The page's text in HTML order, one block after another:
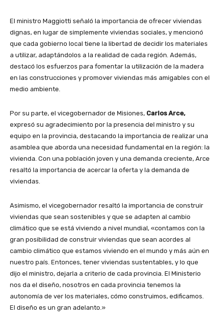
El ministro Maggiotti señaló la importancia de ofrecer viviendas
dignas, en lugar de simplemente viviendas sociales, y mencionó
que cada gobierno local tiene la libertad de decidir los materiales
a utilizar, adaptándolos a la realidad de cada región. Además,
destacó los esfuerzos para fomentar la utilización de la madera
en las construcciones y promover viviendas más amigables con el
medio ambiente.
Por su parte, el vicegobernador de Misiones, Carlos Arce,
expresó su agradecimiento por la presencia del ministro y su
equipo en la provincia, destacando la importancia de realizar una
asamblea que aborda una necesidad fundamental en la región: la
vivienda. Con una población joven y una demanda creciente, Arce
resaltó la importancia de acercar la oferta y la demanda de
viviendas.
Asimismo, el vicegobernador resaltó la importancia de construir
viviendas que sean sostenibles y que se adapten al cambio
climático que se está viviendo a nivel mundial, «contamos con la
gran posibilidad de construir viviendas que sean acordes al
cambio climático que estamos viviendo en el mundo y más aún en
nuestro país. Entonces, tener viviendas sustentables, y lo que
dijo el ministro, dejarla a criterio de cada provincia. El Ministerio
nos da el diseño, nosotros en cada provincia tenemos la
autonomía de ver los materiales, cómo construimos, edificamos.
El diseño es un gran adelanto.»